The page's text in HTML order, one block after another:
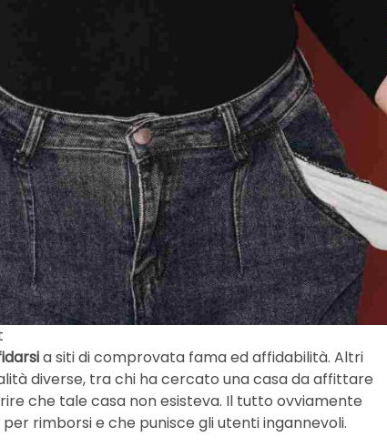
a siti di comprovata fama ed affidabilità. Altri
diverse, tra chi ha cercato una casa da affittare
che tale casa non esisteva. Il tutto ovviamente
rimborsi e che punisce gli utenti ingannevoli.